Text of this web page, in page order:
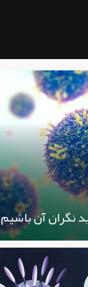
نگران آن باشیم